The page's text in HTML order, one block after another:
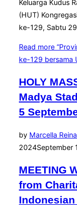
Keluarga Kudus
(HUT)
ke-129, Sabtu
Read more
ke-129 bersama
HOLY
Madya
5
by Marcella Reina
2024September
MEETING
from
Indonesian